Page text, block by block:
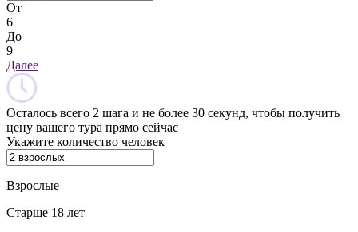
От
6
До
9
Далее
Осталось всего 2 шага и не более 30 секунд, чтобы получить
цену вашего тура прямо сейчас
Укажите количество человек
Взрослые
Старше 18 лет